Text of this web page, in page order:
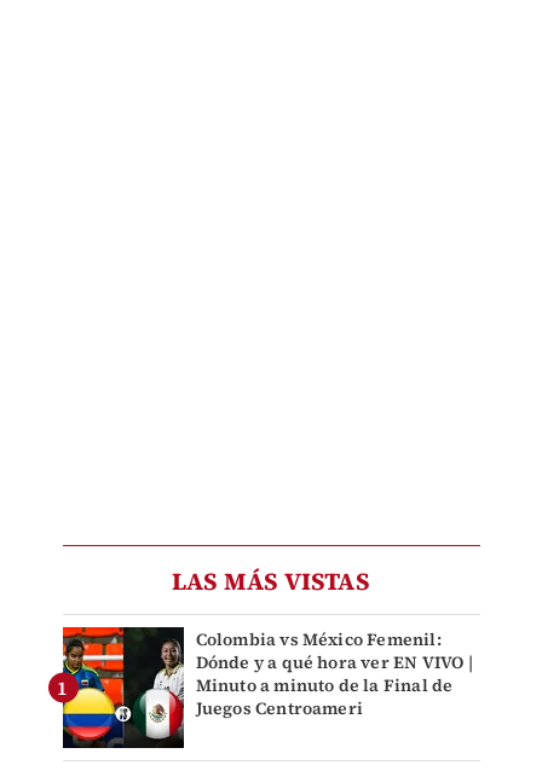
LAS MÁS VISTAS
Colombia vs México Femenil:
Dónde y a qué hora ver EN VIVO |
Minuto a minuto de la Final de
Juegos Centroameri